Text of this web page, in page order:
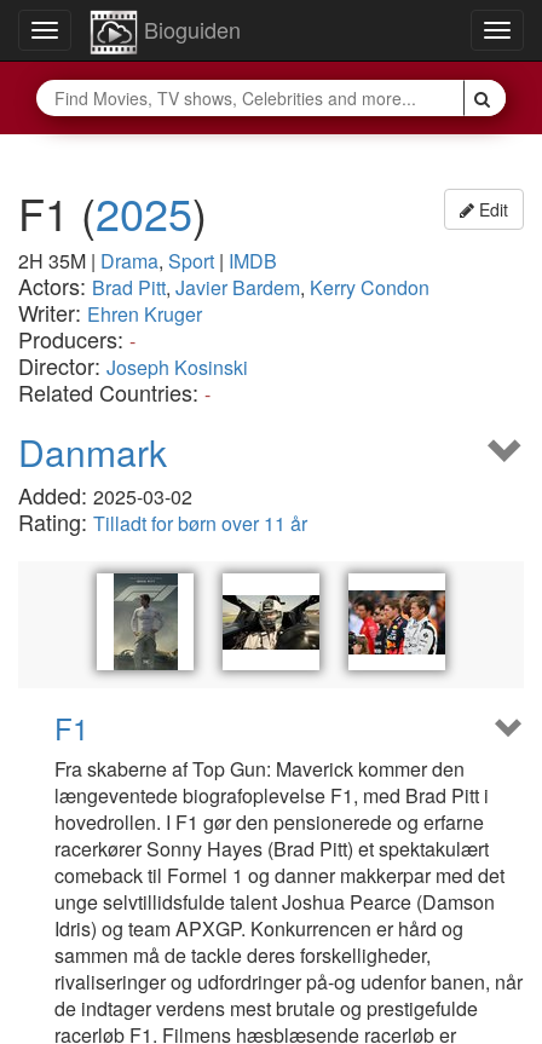
Toggle
navigation
Bioguiden
Edit
F1 (2025)
2H 35M | Drama, Sport | IMDB
Actors: Brad Pitt, Javier Bardem, Kerry Condon
Writer: Ehren Kruger
Producers: -
Director: Joseph Kosinski
Related Countries: -
Danmark
Added: 2025-03-02
Rating: Tilladt for børn over 11 år
F1
Fra skaberne af Top Gun: Maverick kommer den
længeventede biografoplevelse F1, med Brad Pitt i
hovedrollen. I F1 gør den pensionerede og erfarne
racerkører Sonny Hayes (Brad Pitt) et spektakulært
comeback til Formel 1 og danner makkerpar med det
unge selvtillidsfulde talent Joshua Pearce (Damson
Idris) og team APXGP. Konkurrencen er hård og
sammen må de tackle deres forskelligheder,
rivaliseringer og udfordringer på-og udenfor banen, når
de indtager verdens mest brutale og prestigefulde
racerløb F1. Filmens hæsblæsende racerløb er